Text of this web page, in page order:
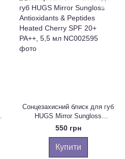
Сонцезахисний блиск для губ
HUGS Mirror Sungloss
Antioxidants & Peptides Heated
Cherry SPF 20+ PA++, 5,5 мл
550 грн
Купити